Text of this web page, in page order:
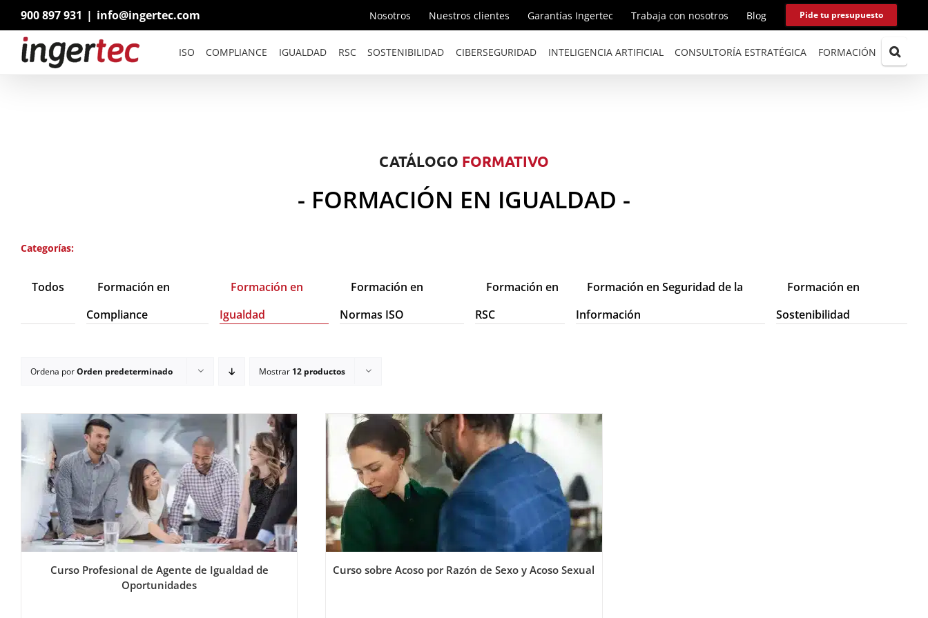
contenido
900 897 931 | info@ingertec.com Nosotros Nuestros clientes Garantías Ingertec Trabaja con nosotros Blog Pide tu presupuesto
ISO COMPLIANCE IGUALDAD RSC SOSTENIBILIDAD CIBERSEGURIDAD INTELIGENCIA ARTIFICIAL CONSULTORÍA ESTRATÉGICA FORMACIÓN
CATÁLOGO FORMATIVO
- FORMACIÓN EN IGUALDAD -
Categorías:
Todos
Formación en
Compliance
Formación en
Igualdad
Formación en
Normas ISO
Formación en
RSC
Formación en Seguridad de la
Información
Formación en
Sostenibilidad
Ordena porOrden predeterminado Mostrar 12 productos
Curso Profesional de Agente de Igualdad de
Oportunidades
Curso sobre Acoso por Razón de Sexo y Acoso Sexual